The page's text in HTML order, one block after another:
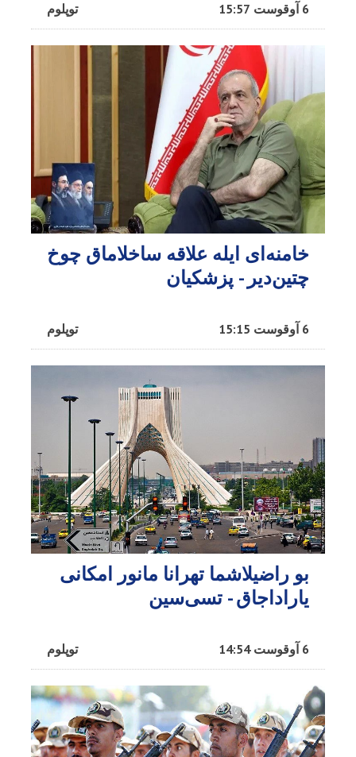
توپلوم 6 آوقوست 15:57
خامنه‌ای ایله علاقه ساخلاماق چوخ
چتین‌دیر - پزشکیان
توپلوم 6 آوقوست 15:15
بو راضیلاشما تهرانا مانور امکانی
یاراداجاق - تسی‌سین
توپلوم 6 آوقوست 14:54